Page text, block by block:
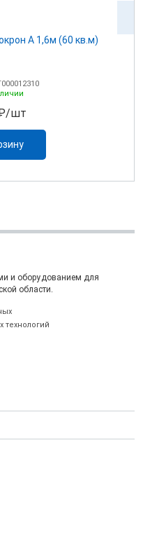
A 1,6м (60 кв.м)
шт
и оборудованием для
области.